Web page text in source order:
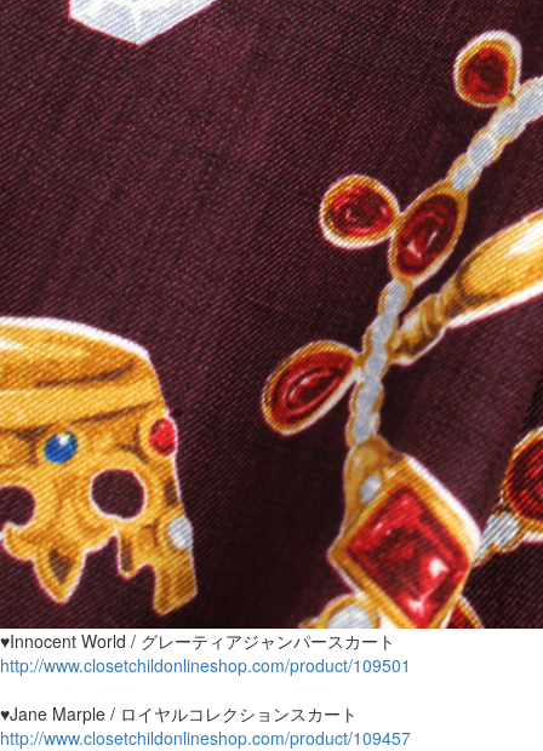
♥Innocent World / グレーティアジャンパースカート
http://www.closetchildonlineshop.com/product/109501
♥Jane Marple / ロイヤルコレクションスカート
http://www.closetchildonlineshop.com/product/109457